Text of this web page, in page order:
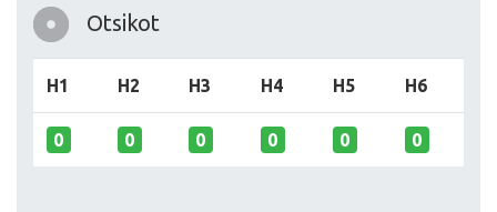
Otsikot
H1 H2 H3 H4 H5 H6
0 0 0 0 0 0